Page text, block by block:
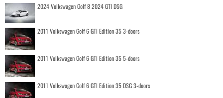
2024 Volkswagen Golf 8 2024 GTI DSG
2011 Volkswagen Golf 6 GTI Edition 35 3-doors
2011 Volkswagen Golf 6 GTI Edition 35 5-doors
2011 Volkswagen Golf 6 GTI Edition 35 DSG 3-doors